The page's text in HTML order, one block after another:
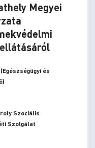
Megyei
(Egészségügyi és
Szociális
Szolgálat